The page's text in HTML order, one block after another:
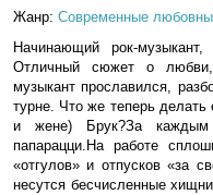
Жанр: Современные
Начинающий рок-
Отличный сюжет о
музыкант прославился,
турне. Что же теперь
и жене) Брук?За
папарацци.На работе
«отгулов» и отпусков «за
несутся бесчисленные